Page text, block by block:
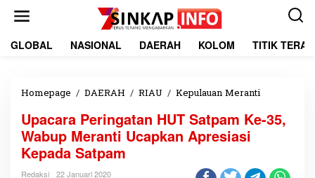
GLOBAL NASIONAL DAERAH KOLOM TITIK
Homepage / DAERAH / RIAU / Kepulauan Meranti
a
a
Upacara Peringatan HUT Satpam Ke-35,
Wabup Meranti Ucapkan Apresiasi
Kepada Satpam
Redaksi
22 Januari 2020